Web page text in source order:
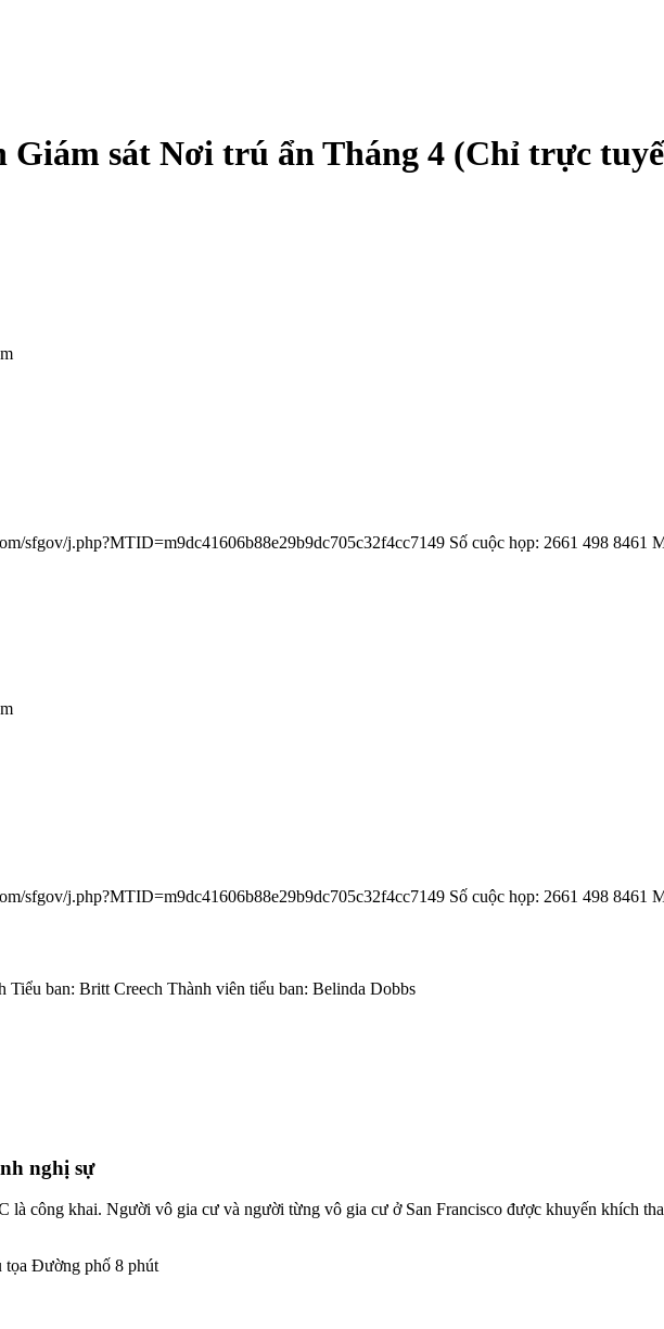
Giám sát Nơi trú ẩn Tháng 4 (Chỉ trực
sfgov/j.php?MTID=m9dc41606b88e29b9dc705c32f4cc7149 Số cuộc họp: 2661 498 8461
sfgov/j.php?MTID=m9dc41606b88e29b9dc705c32f4cc7149 Số cuộc họp: 2661 498 8461
Tiểu ban: Britt Creech Thành viên tiểu ban: Belinda Dobbs
nghị sự
là công khai. Người vô gia cư và người từng vô gia cư ở San Francisco được khuyến khích
tọa Đường phố 8 phút